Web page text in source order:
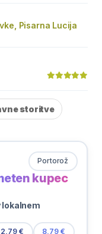
Pisarna Lucija
storitve
Portorož
kupec
lokalnem
2,79 € 8,79 €